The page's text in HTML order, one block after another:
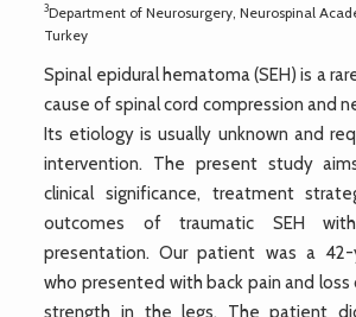
3Department of Neurosurgery, Neurospinal
Turkey
Spinal epidural hematoma (SEH) is a
cause of spinal cord compression and
Its etiology is usually unknown and
intervention. The present study
clinical significance, treatment
outcomes of traumatic SEH
presentation. Our patient was a
who presented with back pain and
strength in the legs. The patient